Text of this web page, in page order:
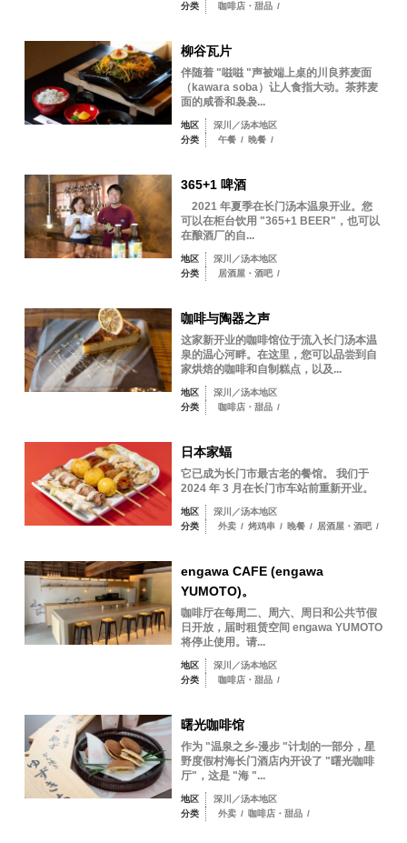
分类
咖啡店・甜品 /
柳谷瓦片
伴随着 "嗞嗞 "声被端上桌的川良荞麦面
（kawara soba）让人食指大动。茶荞麦
面的咸香和袅袅...
地区
深川／汤本地区
分类
午餐 / 晚餐 /
365+1 啤酒
2021 年夏季在长门汤本温泉开业。您
可以在柜台饮用 "365+1 BEER"，也可以
在酿酒厂的自...
地区
深川／汤本地区
分类
居酒屋・酒吧 /
咖啡与陶器之声
这家新开业的咖啡馆位于流入长门汤本温
泉的温心河畔。在这里，您可以品尝到自
家烘焙的咖啡和自制糕点，以及...
地区
深川／汤本地区
分类
咖啡店・甜品 /
日本家蝠
它已成为长门市最古老的餐馆。 我们于
2024 年 3 月在长门市车站前重新开业。
地区
深川／汤本地区
分类
外卖 / 烤鸡串 / 晚餐 / 居酒屋・酒吧 /
engawa CAFE (engawa
YUMOTO)。
咖啡厅在每周二、周六、周日和公共节假
日开放，届时租赁空间 engawa YUMOTO
将停止使用。请...
地区
深川／汤本地区
分类
咖啡店・甜品 /
曙光咖啡馆
作为 "温泉之乡-漫步 "计划的一部分，星
野度假村海长门酒店内开设了 "曙光咖啡
厅"，这是 "海 "...
地区
深川／汤本地区
分类
外卖 / 咖啡店・甜品 /